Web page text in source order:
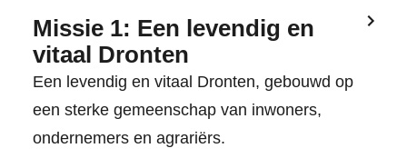
Missie 1: Een levendig en
vitaal Dronten
Een levendig en vitaal Dronten, gebouwd op
een sterke gemeenschap van inwoners,
ondernemers en agrariërs.